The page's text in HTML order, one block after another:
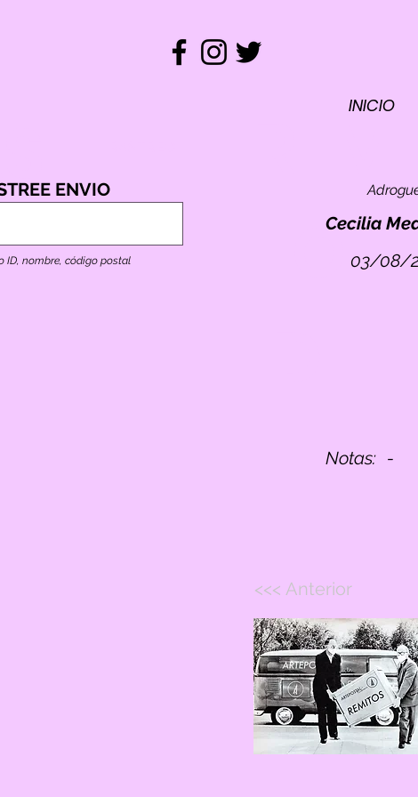
INICIO
ENVIO
ID, nombre, código postal
TO
Notas: -
Cecilia
<<< Anterior
03/08/